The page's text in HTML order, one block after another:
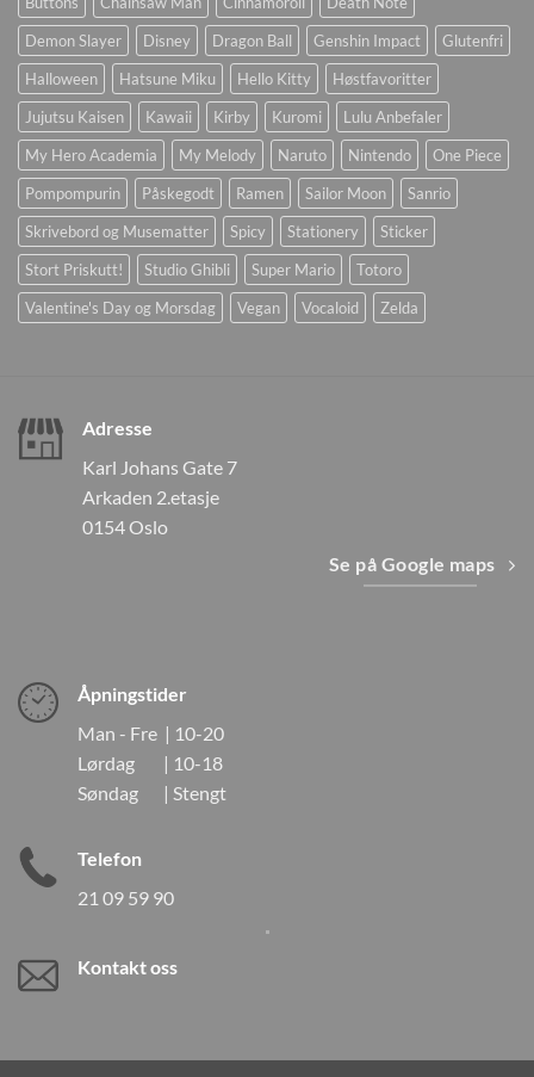
Demon Slayer
Disney Dragon Ball Genshin Impact
Glutenfri
Halloween
Hatsune Miku Hello Kitty
Høstfavoritter
Jujutsu Kaisen
Kawaii Kirby Kuromi
Lulu Anbefaler
My Hero Academia
My Melody Naruto Nintendo
One Piece
Pompompurin
Påskegodt Ramen Sailor Moon
Sanrio
Skrivebord og Musematter
Spicy Stationery
Sticker
Stort Priskutt!
Studio Ghibli Super Mario
Totoro
Valentine's Day og Morsdag
Vegan Vocaloid Zelda
Adresse
Karl Johans Gate 7
Arkaden 2.etasje
0154 Oslo
Se på Google maps
Åpningstider
Man - Fre | 10-20
Lørdag | 10-18
Søndag | Stengt
Telefon
21 09 59 90
Kontakt oss